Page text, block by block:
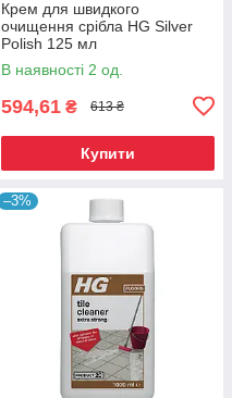
Крем для швидкого
очищення срібла HG Silver
Polish 125 мл
В наявності 2 од.
594,61 ₴ 613 ₴
Купити
–3%